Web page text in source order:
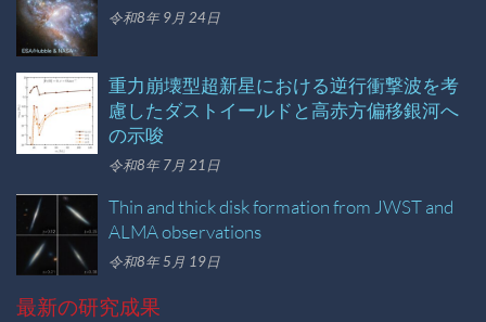
令和8年 9月 24日
重力崩壊型超新星における逆行衝撃波を考
慮したダストイールドと高赤方偏移銀河へ
の示唆
令和8年 7月 21日
Thin and thick disk formation from JWST and
ALMA observations
令和8年 5月 19日
最新の研究成果